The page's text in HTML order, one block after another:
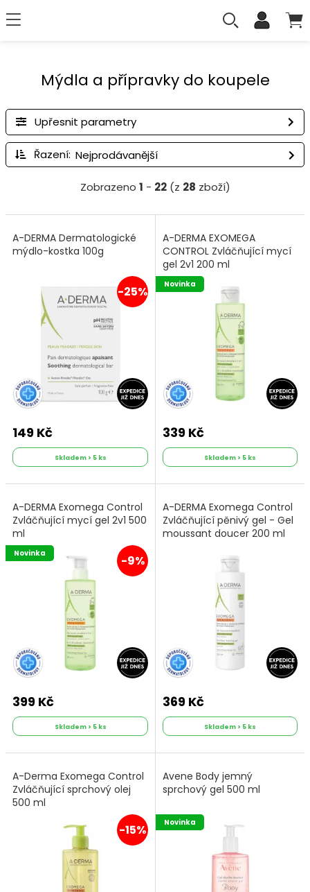
Mýdla a přípravky do koupele
Upřesnit parametry
Řazení:
Zobrazeno 1 - 22(z 28 zboží)
A-DERMA Dermatologické
mýdlo-kostka 100g
-25%
149 Kč
Skladem > 5 ks
A-DERMA EXOMEGA
CONTROL Zvláčňující mycí
gel 2v1 200 ml
Novinka
339 Kč
Skladem > 5 ks
A-DERMA Exomega Control
Zvláčňující mycí gel 2v1 500
ml
-9%
Novinka
399 Kč
Skladem > 5 ks
A-DERMA Exomega Control
Zvláčňující pěnivý gel - Gel
moussant doucer 200 ml
369 Kč
Skladem > 5 ks
A-Derma Exomega Control
Zvláčňující sprchový olej
500 ml
-15%
Avene Body jemný
sprchový gel 500 ml
Novinka